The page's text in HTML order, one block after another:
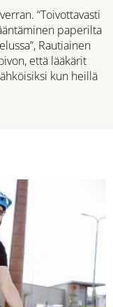
“Toivottavasti
paperilta
Rautiainen
että lääkärit
kun heillä